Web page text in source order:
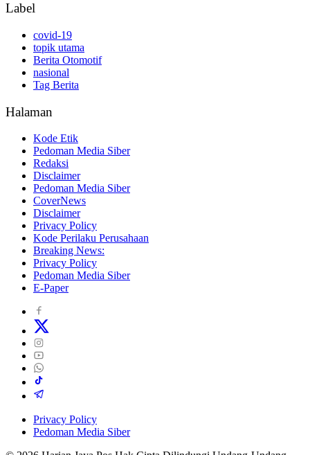
Label
covid-19
topik utama
Berita Otomotif
nasional
Tag Berita
Halaman
Kode Etik
Pedoman Media Siber
Redaksi
Disclaimer
Pedoman Media Siber
CoverNews
Disclaimer
Privacy Policy
Kode Perilaku Perusahaan
Breaking News:
Privacy Policy
Pedoman Media Siber
E-Paper
Privacy Policy
Pedoman Media Siber